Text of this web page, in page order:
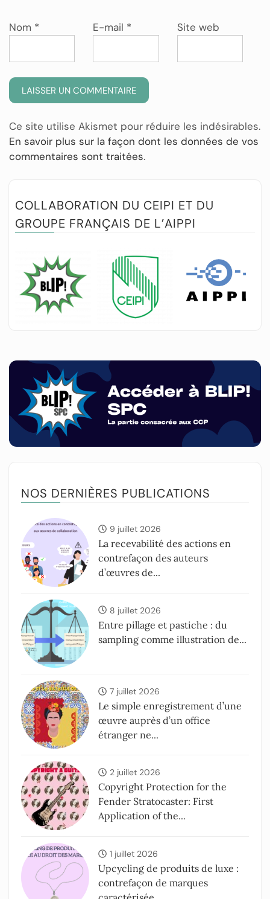
Nom * E-mail * Site web
Ce site utilise Akismet pour réduire les indésirables.
En savoir plus sur la façon dont les données de vos
commentaires sont traitées.
COLLABORATION DU CEIPI ET DU
GROUPE FRANÇAIS DE L’AIPPI
NOS DERNIÈRES PUBLICATIONS
9 juillet 2026
La recevabilité des actions en
contrefaçon des auteurs
d’œuvres de...
8 juillet 2026
Entre pillage et pastiche : du
sampling comme illustration de...
7 juillet 2026
Le simple enregistrement d’une
œuvre auprès d’un office
étranger ne...
2 juillet 2026
Copyright Protection for the
Fender Stratocaster: First
Application of the...
1 juillet 2026
Upcycling de produits de luxe :
contrefaçon de marques